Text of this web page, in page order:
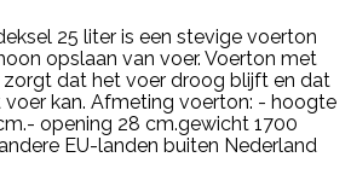
25 liter is een stevige voerton
opslaan van voer. Voerton met
dat het voer droog blijft en dat
kan. Afmeting voerton: - hoogte
opening 28 cm.gewicht 1700
EU-landen buiten Nederland